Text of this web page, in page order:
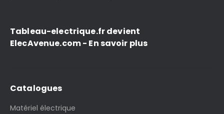
Tableau-electrique.fr devient
ElecAvenue.com - En savoir plus
Catalogues
Matériel électrique